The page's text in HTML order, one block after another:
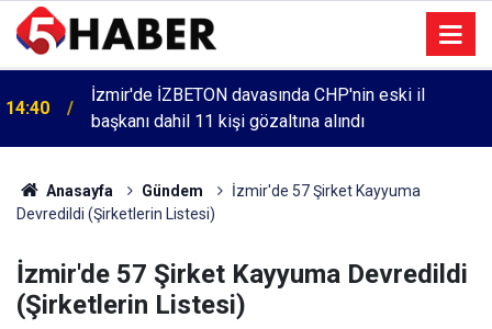
13:55
Cumartesi anneleri 1083. haftada Mehmet Özdemir
için adalet aradı
Anasayfa Gündem
İzmir'de 57 Şirket Kayyuma
Devredildi (Şirketlerin Listesi)
İzmir'de 57 Şirket Kayyuma Devredildi
(Şirketlerin Listesi)